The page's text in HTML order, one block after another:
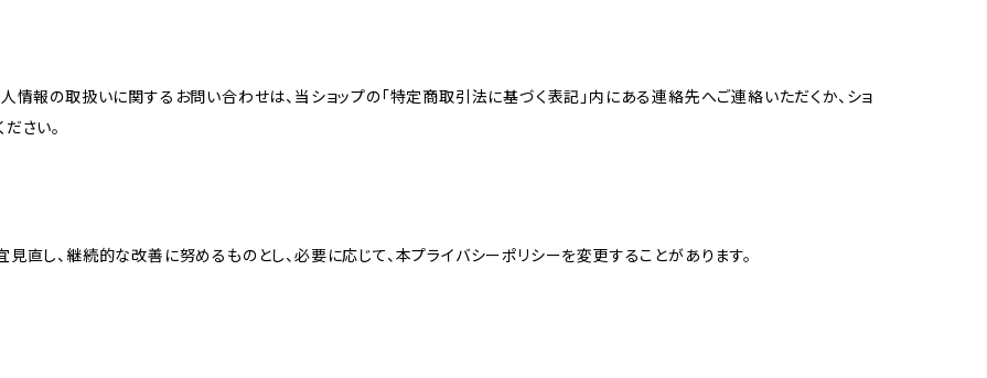
情報の取扱いに関するお問い合わせは、当ショップの「特定商取引法に基づく表記」内にある連絡先へご連絡いただくか、ショ
さい。
直し、継続的な改善に努めるものとし、必要に応じて、本プライバシーポリシーを変更することがあります。